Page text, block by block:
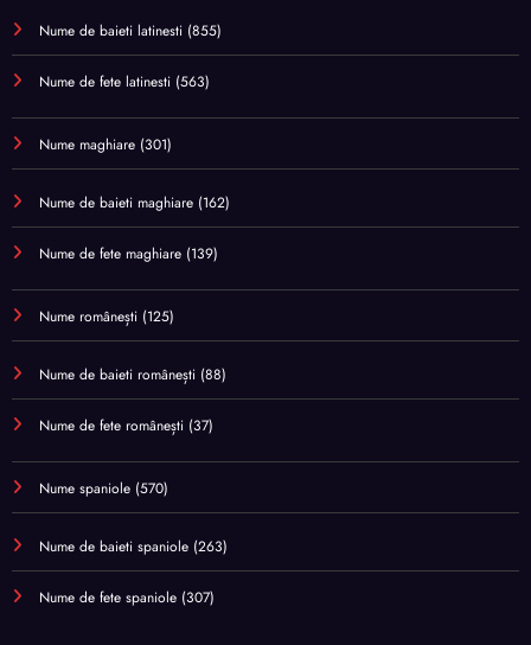
Nume de baieti latinesti (855)
Nume de fete latinesti (563)
Nume maghiare (301)
Nume de baieti maghiare (162)
Nume de fete maghiare (139)
Nume românești (125)
Nume de baieti românești (88)
Nume de fete românești (37)
Nume spaniole (570)
Nume de baieti spaniole (263)
Nume de fete spaniole (307)